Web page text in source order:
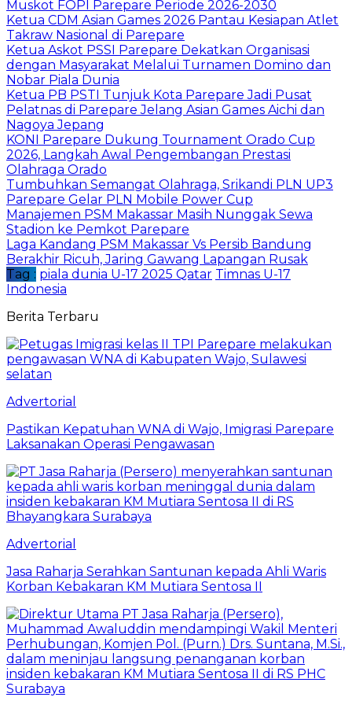
Muskot FOPI Parepare Periode 2026-2030
Ketua CDM Asian Games 2026 Pantau Kesiapan Atlet
Takraw Nasional di Parepare
Ketua Askot PSSI Parepare Dekatkan Organisasi
dengan Masyarakat Melalui Turnamen Domino dan
Nobar Piala Dunia
Ketua PB PSTI Tunjuk Kota Parepare Jadi Pusat
Pelatnas di Parepare Jelang Asian Games Aichi dan
Nagoya Jepang
KONI Parepare Dukung Tournament Orado Cup
2026, Langkah Awal Pengembangan Prestasi
Olahraga Orado
Tumbuhkan Semangat Olahraga, Srikandi PLN UP3
Parepare Gelar PLN Mobile Power Cup
Manajemen PSM Makassar Masih Nunggak Sewa
Stadion ke Pemkot Parepare
Laga Kandang PSM Makassar Vs Persib Bandung
Berakhir Ricuh, Jaring Gawang Lapangan Rusak
Tag : piala dunia U-17 2025 Qatar Timnas U-17
Indonesia
Berita Terbaru
Advertorial
Pastikan Kepatuhan WNA di Wajo, Imigrasi Parepare
Laksanakan Operasi Pengawasan
Advertorial
Jasa Raharja Serahkan Santunan kepada Ahli Waris
Korban Kebakaran KM Mutiara Sentosa II